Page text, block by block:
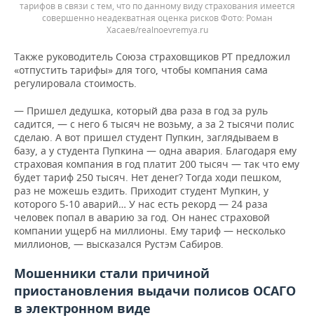
тарифов в связи с тем, что по данному виду страхования имеется
совершенно неадекватная оценка рисков
Роман
Хасаев/realnoevremya.ru
Также руководитель Союза страховщиков РТ предложил
«отпустить тарифы» для того, чтобы компания сама
регулировала стоимость.
— Пришел дедушка, который два раза в год за руль
садится, — с него 6 тысяч не возьму, а за 2 тысячи полис
сделаю. А вот пришел студент Пупкин, заглядываем в
базу, а у студента Пупкина — одна авария. Благодаря ему
страховая компания в год платит 200 тысяч — так что ему
будет тариф 250 тысяч. Нет денег? Тогда ходи пешком,
раз не можешь ездить. Приходит студент Мупкин, у
которого 5-10 аварий… У нас есть рекорд — 24 раза
человек попал в аварию за год. Он нанес страховой
компании ущерб на миллионы. Ему тариф — несколько
миллионов, — высказался Рустэм Сабиров.
Мошенники стали причиной
приостановления выдачи полисов ОСАГО
в электронном виде